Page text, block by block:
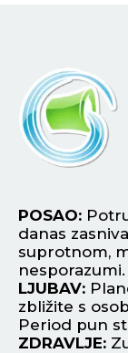
POSAO:
danas
suprotnom,
nesporazumi.
LJUBAV:
zbližite s
Period pun
ZDRAVLJE: